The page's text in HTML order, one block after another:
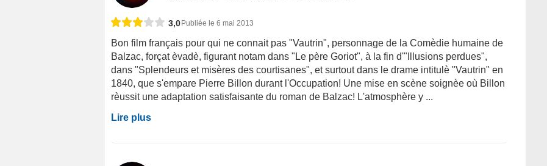
3,0 Publiée le 6 mai 2013
Bon film français pour qui ne connait pas "Vautrin", personnage de la Comèdie humaine de
Balzac, forçat èvadè, figurant notam dans "Le père Goriot", à la fin d'"Illusions perdues",
dans "Splendeurs et misères des courtisanes", et surtout dans le drame intitulè "Vautrin" en
1840, que s'empare Pierre Billon durant l'Occupation! Une mise en scène soignèe où Billon
rèussit une adaptation satisfaisante du roman de Balzac! L'atmosphère y ...
Lire plus